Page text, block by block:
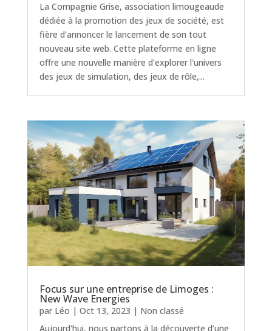
La Compagnie Grise, association limougeaude
dédiée à la promotion des jeux de société, est
fière d'annoncer le lancement de son tout
nouveau site web. Cette plateforme en ligne
offre une nouvelle manière d'explorer l'univers
des jeux de simulation, des jeux de rôle,...
Focus sur une entreprise de Limoges :
New Wave Energies
par Léo | Oct 13, 2023 | Non classé
Aujourd'hui, nous partons à la découverte d’une